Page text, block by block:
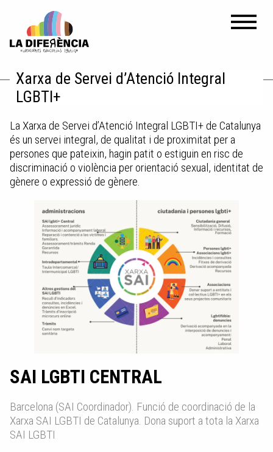
Xarxa de Servei d’Atenció Integral
LGBTI+
La Xarxa de Servei d’Atenció Integral LGBTI+ de Catalunya
és un servei integral, de qualitat i de proximitat per a
persones que pateixin, hagin patit o estiguin en risc de
discriminació o violència per orientació sexual, identitat de
gènere o expressió de gènere.
SAI LGBTI CENTRAL
Barcelona (SAI Coordinador). Funció de coordinació de la
Xarxa SAI LGBTI de Catalunya. Dona suport a tota la Xarxa
SAI LGBTI